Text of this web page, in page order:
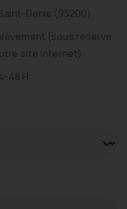
Denis (93200)
(sous réserve
site internet)
48 H